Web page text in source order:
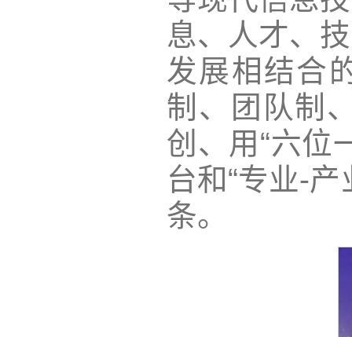
息、人才、
发展相结合
制、团队制
创、用“六位
台和“专业-
条。